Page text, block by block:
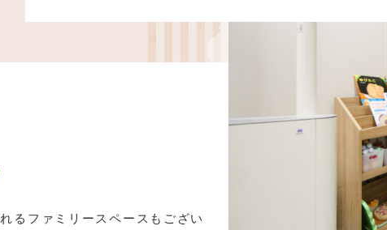
るファミリースペースもござい